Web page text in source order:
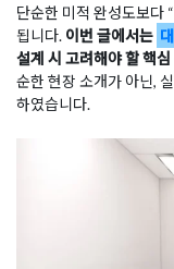
단순한 미적 완성도보다
됩니다. 이번 글에서는
설계 시 고려해야 할 핵
순한 현장 소개가 아닌,
하였습니다.